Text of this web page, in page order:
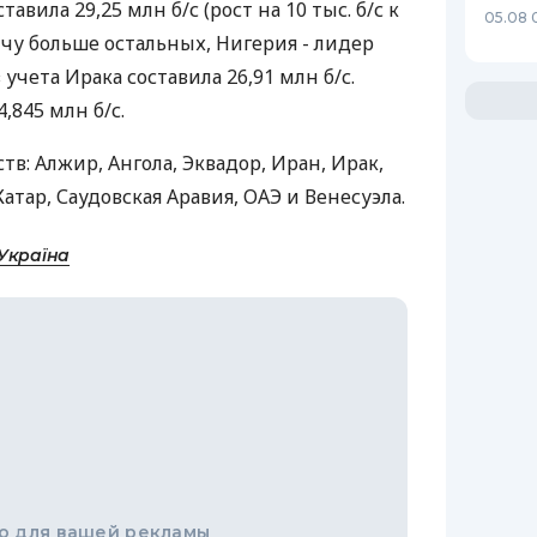
29,25 млн б/с (рост на 10 тыс. б/с к
больше остальных, Нигерия - лидер
Ирака составила 26,91 млн б/с.
млн б/с.
Алжир, Ангола, Эквадор, Иран, Ирак,
Саудовская Аравия, ОАЭ и Венесуэла.
для вашей рекламы
05.08